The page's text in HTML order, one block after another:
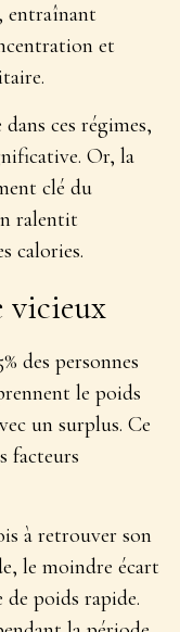
entraînant
et
ces régimes,
Or, la
clé du
ralentit
calories.
vicieux
des personnes
le poids
un surplus. Ce
facteurs
à retrouver son
le moindre écart
poids rapide.